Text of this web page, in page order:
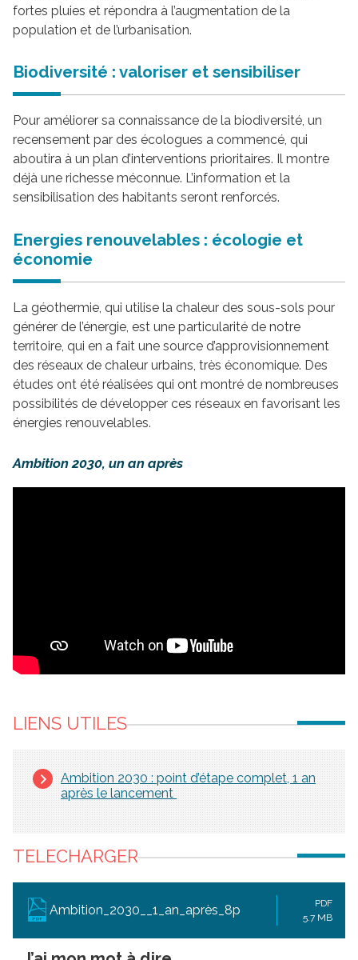
fortes pluies et répondra à l’augmentation de la
population et de l’urbanisation.
Biodiversité : valoriser et sensibiliser
Pour améliorer sa connaissance de la biodiversité, un
recensement par des écologues a commencé, qui
aboutira à un plan d’interventions prioritaires. Il montre
déjà une richesse méconnue. L’information et la
sensibilisation des habitants seront renforcés.
Energies renouvelables : écologie et
économie
La géothermie, qui utilise la chaleur des sous-sols pour
générer de l’énergie, est une particularité de notre
territoire, qui en a fait une source d’approvisionnement
des réseaux de chaleur urbains, très économique. Des
études ont été réalisées qui ont montré de nombreuses
possibilités de développer ces réseaux en favorisant les
énergies renouvelables.
Ambition 2030, un an après
LIENS UTILES
Ambition 2030 : point d’étape complet, 1 an
après le lancement
TELECHARGER
Ambition_2030__1_an_après_8p
PDF
5.7 MB